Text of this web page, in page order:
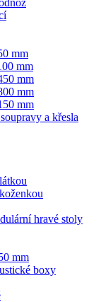
mm
mm
mm
mm
mm
a křesla
hravé stoly
mm
boxy